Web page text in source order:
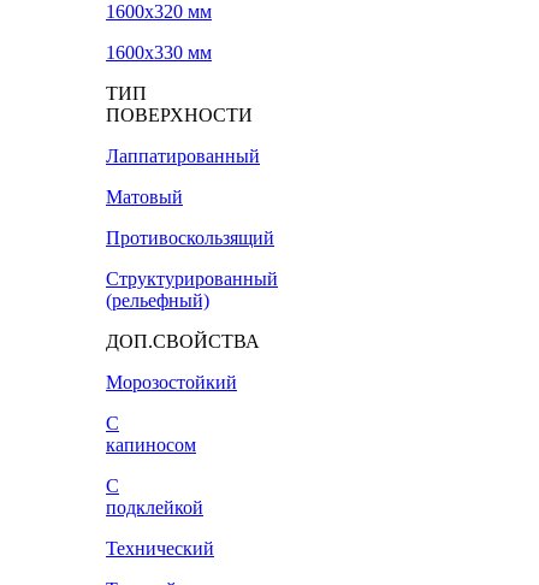
1600х320 мм
1600х330 мм
ТИП
ПОВЕРХНОСТИ
Лаппатированный
Матовый
Противоскользящий
Структурированный
(рельефный)
ДОП.СВОЙСТВА
Морозостойкий
С
капиносом
С
подклейкой
Технический